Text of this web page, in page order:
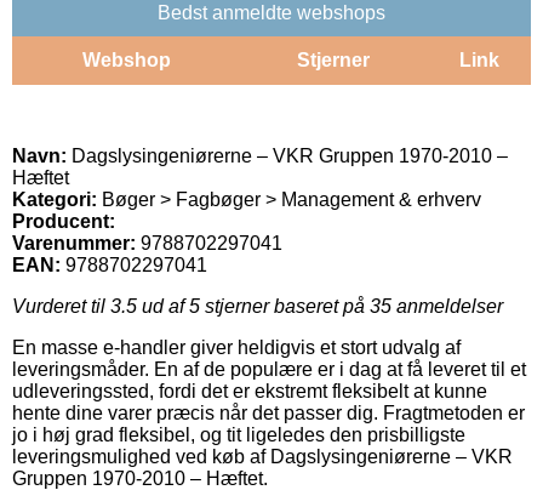
Bedst anmeldte webshops
Webshop Stjerner Link
Navn: Dagslysingeniørerne – VKR Gruppen 1970-2010 –
Hæftet
Kategori: Bøger > Fagbøger > Management & erhverv
Producent:
Varenummer: 9788702297041
EAN: 9788702297041
Vurderet til 3.5 ud af 5 stjerner baseret på 35 anmeldelser
En masse e-handler giver heldigvis et stort udvalg af
leveringsmåder. En af de populære er i dag at få leveret til et
udleveringssted, fordi det er ekstremt fleksibelt at kunne
hente dine varer præcis når det passer dig. Fragtmetoden er
jo i høj grad fleksibel, og tit ligeledes den prisbilligste
leveringsmulighed ved køb af Dagslysingeniørerne – VKR
Gruppen 1970-2010 – Hæftet.